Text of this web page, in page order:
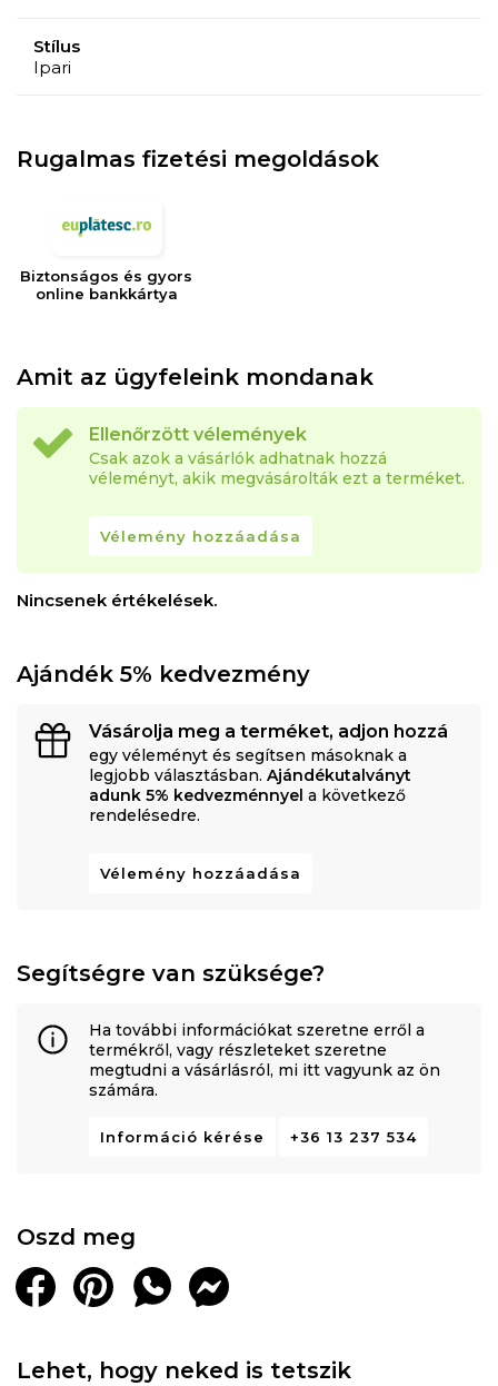
Stílus
Ipari
Rugalmas fizetési megoldások
Biztonságos és gyors
online bankkártya
Amit az ügyfeleink mondanak
Ellenőrzött vélemények
Csak azok a vásárlók adhatnak hozzá
véleményt, akik megvásárolták ezt a terméket.
Vélemény hozzáadása
Nincsenek értékelések.
Ajándék 5% kedvezmény
Vásárolja meg a terméket, adjon hozzá
egy véleményt és segítsen másoknak a
legjobb választásban. Ajándékutalványt
adunk 5% kedvezménnyel a következő
rendelésedre.
Vélemény hozzáadása
Segítségre van szüksége?
Ha további információkat szeretne erről a
termékről, vagy részleteket szeretne
megtudni a vásárlásról, mi itt vagyunk az ön
számára.
Információ kérése +36 13 237 534
Oszd meg
Lehet, hogy neked is tetszik